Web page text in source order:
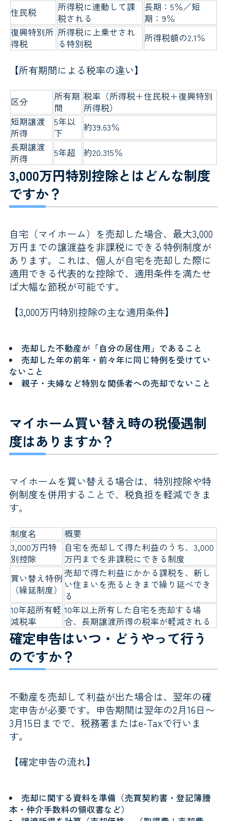
住民税
所得税に連動して課
税される
長期：5％／短
期：9％
復興特別所
得税
所得税に上乗せされ
る特別税
所得税額の2.1％
【所有期間による税率の違い】
区分
所有期
間
税率（所得税＋住民税＋復興特別
所得税）
短期譲渡
所得
5年以
下
約39.63％
長期譲渡
所得
5年超 約20.315％
3,000万円特別控除とはどんな制度
ですか？
自宅（マイホーム）を売却した場合、最大3,000
万円までの譲渡益を非課税にできる特例制度が
あります。これは、個人が自宅を売却した際に
適用できる代表的な控除で、適用条件を満たせ
ば大幅な節税が可能です。
【3,000万円特別控除の主な適用条件】
売却した不動産が「自分の居住用」であること
売却した年の前年・前々年に同じ特例を受けてい
ないこと
親子・夫婦など特別な関係者への売却でないこと
マイホーム買い替え時の税優遇制
度はありますか？
マイホームを買い替える場合は、特別控除や特
例制度を併用することで、税負担を軽減できま
す。
制度名
概要
3,000万円特
別控除
自宅を売却して得た利益のうち、3,000
万円までを非課税にできる制度
買い替え特例
（繰延制度）
売却で得た利益にかかる課税を、新し
い住まいを売るときまで繰り延べでき
る
10年超所有軽
減税率
10年以上所有した自宅を売却する場
合、長期譲渡所得の税率が軽減される
確定申告はいつ・どうやって行う
のですか？
不動産を売却して利益が出た場合は、翌年の確
定申告が必要です。申告期間は翌年の2月16日〜
3月15日までで、税務署またはe-Taxで行いま
す。
【確定申告の流れ】
売却に関する資料を準備（売買契約書・登記簿謄
本・仲介手数料の領収書など）